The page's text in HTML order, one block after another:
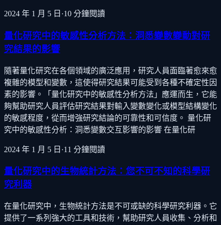
2024 年 1 月 5 日 ·10 分鐘閱讀
量化研究中的敏感性分析方法：洞悉變數變動對研
究結果的影響
隨著量化研究在各個領域的廣泛應用，研究人員面臨著愈來愈
複雜的模型和變數，這使得研究結果可能受到各種不確定性因
素的影響。「量化研究中的敏感性分析方法」應運而生，它能
夠幫助研究人員評估研究結果對輸入變數變化或模型結構變化
的敏感程度，從而增強研究結論的可靠性和可信度。 量化研
究中的敏感性分析：洞悉變數交互影響的影響 在量化研
2024 年 1 月 5 日 ·11 分鐘閱讀
量化研究中的生物統計方法：您不可不知的科學研
究利器
在量化研究中，生物統計方法是不可或缺的科學研究利器。它
提供了一系列強大的工具和技術，幫助研究人員收集、分析和